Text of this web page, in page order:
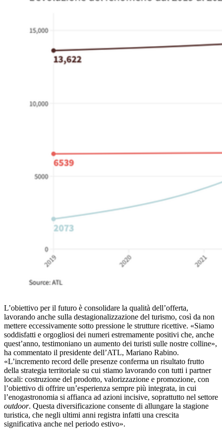
L’obiettivo per il futuro è consolidare la qualità dell’offerta,
lavorando anche sulla destagionalizzazione del turismo, così da non
mettere eccessivamente sotto pressione le strutture ricettive. «Siamo
soddisfatti e orgogliosi dei numeri estremamente positivi che, anche
quest’anno, testimoniano un aumento dei turisti sulle nostre colline»,
ha commentato il presidente dell’ATL, Mariano Rabino.
«L’incremento record delle presenze conferma un risultato frutto
della strategia territoriale su cui stiamo lavorando con tutti i partner
locali: costruzione del prodotto, valorizzazione e promozione, con
l’obiettivo di offrire un’esperienza sempre più integrata, in cui
l’enogastronomia si affianca ad azioni incisive, soprattutto nel settore
outdoor. Questa diversificazione consente di allungare la stagione
turistica, che negli ultimi anni registra infatti una crescita
significativa anche nel periodo estivo».